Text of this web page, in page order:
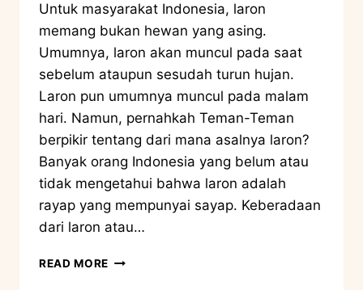
Untuk masyarakat Indonesia, laron
memang bukan hewan yang asing.
Umumnya, laron akan muncul pada saat
sebelum ataupun sesudah turun hujan.
Laron pun umumnya muncul pada malam
hari. Namun, pernahkah Teman-Teman
berpikir tentang dari mana asalnya laron?
Banyak orang Indonesia yang belum atau
tidak mengetahui bahwa laron adalah
rayap yang mempunyai sayap. Keberadaan
dari laron atau…
READ MORE